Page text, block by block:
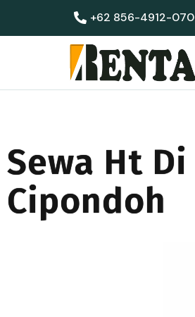
+62 856-4912-
Sewa Ht
Cipondoh